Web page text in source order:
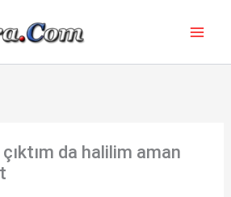
da halilim aman